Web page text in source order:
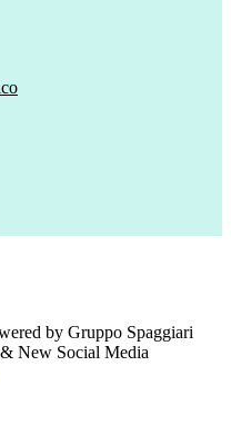
by Gruppo Spaggiari
New Social Media